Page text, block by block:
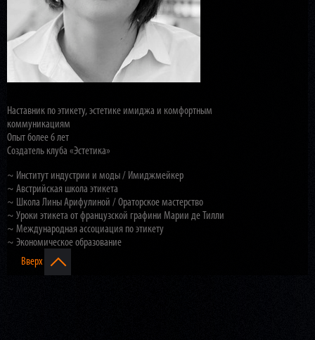
Наставник по этикету, эстетике имиджа и комфортным
коммуникациям
Опыт более 6 лет
Создатель клуба «Эстетика»
~ Институт индустрии и моды / Имиджмейкер
~ Австрийская школа этикета
~ Школа Лины Арифулиной / Ораторское мастерство
~ Уроки этикета от французской графини Марии де Тилли
~ Международная ассоциация по этикету
~ Экономическое образование
Вверх